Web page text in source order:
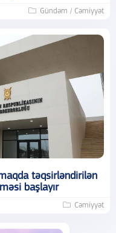
Gündəm / Cəmiyyət
təqsirləndirilən
başlayır
Cəmiyyət